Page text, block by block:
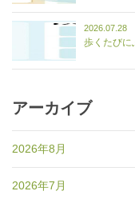
2026.07.28
歩くたびに
アーカイブ
2026年8月
2026年7月